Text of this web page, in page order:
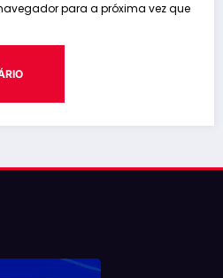
para a próxima vez que